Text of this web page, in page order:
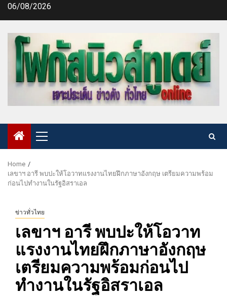
Skip06/08/2026
Primary
Menu
Home
เลขาฯ อารี พบปะให้โอวาทแรงงานไทยฝึกภาษาอังกฤษ เตรียมความพร้อม
ก่อนไปทำงานในรัฐอิสราเอล
ข่าวทั่วไทย
เลขาฯ อารี พบปะให้โอวาท
แรงงานไทยฝึกภาษาอังกฤษ
เตรียมความพร้อมก่อนไป
ทำงานในรัฐอิสราเอล